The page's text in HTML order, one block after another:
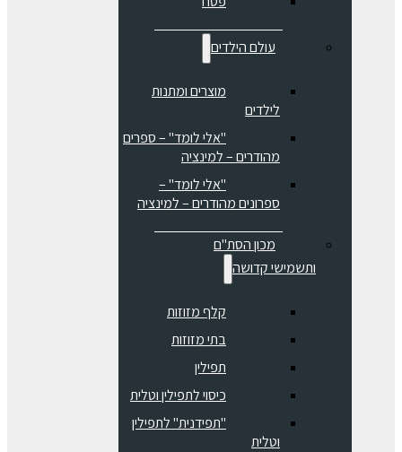
עולם הילדים
מוצרים ומתנות
לילדים
"אלי לומד" – ספרים
מהודרים – למינציה
"אלי לומד" –
ספרונים מהודרים – למינציה
מכון הסת"ם
ותשמישי קדושה
קלף מזוזות
בתי מזוזות
תפילין
כיסוי לתפילין וטלית
"תפידנית" לתפילין
וטלית